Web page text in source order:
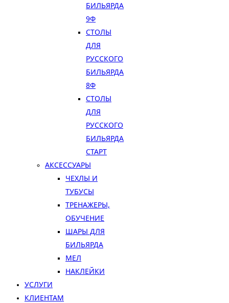
БИЛЬЯРДА
9Ф
СТОЛЫ
ДЛЯ
РУССКОГО
БИЛЬЯРДА
8Ф
СТОЛЫ
ДЛЯ
РУССКОГО
БИЛЬЯРДА
СТАРТ
АКСЕССУАРЫ
ЧЕХЛЫ И
ТУБУСЫ
ТРЕНАЖЕРЫ,
ОБУЧЕНИЕ
ШАРЫ ДЛЯ
БИЛЬЯРДА
МЕЛ
НАКЛЕЙКИ
УСЛУГИ
КЛИЕНТАМ